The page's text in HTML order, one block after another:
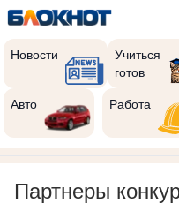
Новости
Учиться
готов
Авто Работа
Партнеры